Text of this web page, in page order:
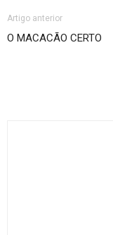
Artigo anterior
O MACACÃO CERTO